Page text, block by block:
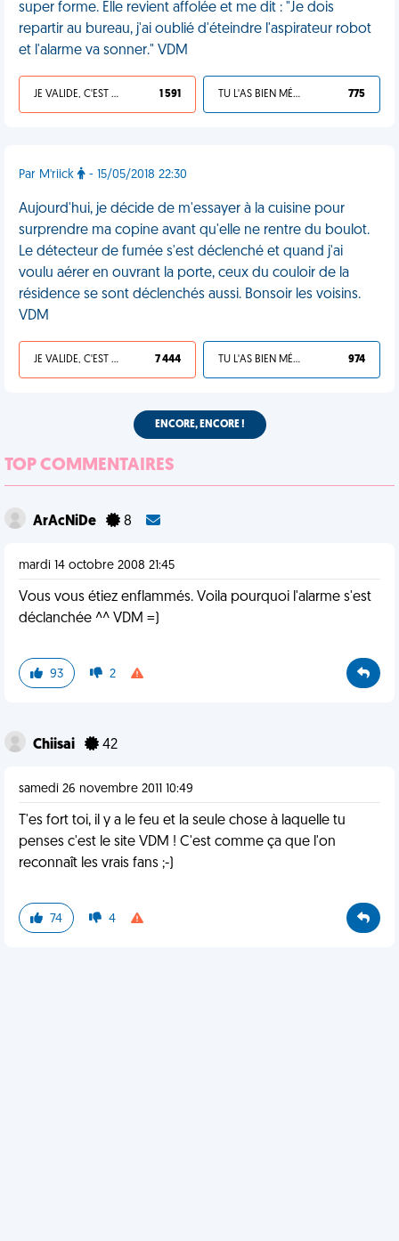
super forme. Elle revient affolée et me dit : "Je dois
repartir au bureau, j'ai oublié d'éteindre l'aspirateur robot
et l'alarme va sonner." VDM
JE VALIDE, C'EST UNE VDM 1 591 TU L'AS BIEN MÉRITÉ 775
Par M'riick - 15/05/2018 22:30
Aujourd'hui, je décide de m'essayer à la cuisine pour
surprendre ma copine avant qu'elle ne rentre du boulot.
Le détecteur de fumée s'est déclenché et quand j'ai
voulu aérer en ouvrant la porte, ceux du couloir de la
résidence se sont déclenchés aussi. Bonsoir les voisins.
VDM
JE VALIDE, C'EST UNE VDM 7 444 TU L'AS BIEN MÉRITÉ 974
ENCORE, ENCORE !
TOP COMMENTAIRES
ArAcNiDe 8
mardi 14 octobre 2008 21:45
Vous vous étiez enflammés. Voila pourquoi l'alarme s'est
déclanchée ^^ VDM =)
93 2
Chiisai 42
samedi 26 novembre 2011 10:49
T'es fort toi, il y a le feu et la seule chose à laquelle tu
penses c'est le site VDM ! C'est comme ça que l'on
reconnaît les vrais fans ;-)
74 4